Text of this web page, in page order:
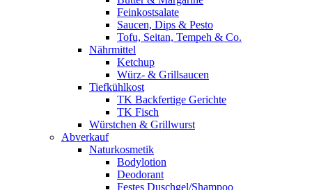
Feinkostsalate
Saucen, Dips & Pesto
Tofu, Seitan, Tempeh & Co.
Nährmittel
Ketchup
Würz- & Grillsaucen
Tiefkühlkost
TK Backfertige Gerichte
TK Fisch
Würstchen & Grillwurst
Abverkauf
Naturkosmetik
Bodylotion
Deodorant
Festes Duschgel/Shampoo